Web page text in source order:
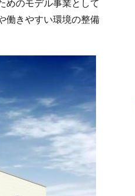
めのモデル事業として
働きやすい環境の整備